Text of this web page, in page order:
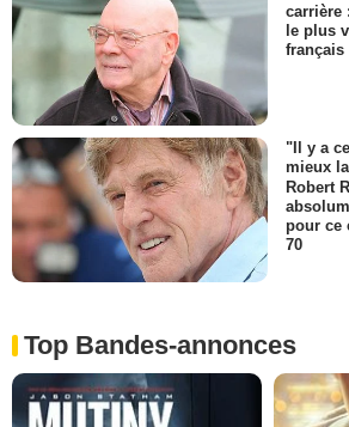
carrière
le plus
français
"Il y a
mieux
Robert
pour ce
70
Top Bandes-annonces